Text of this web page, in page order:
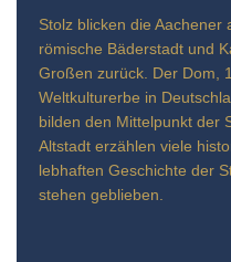
Stolz blicken die Aachener
römische Bäderstadt und
Großen zurück. Der Dom,
Weltkulturerbe in
bilden den Mittelpunkt der
Altstadt erzählen viele
lebhaften Geschichte der
stehen geblieben.